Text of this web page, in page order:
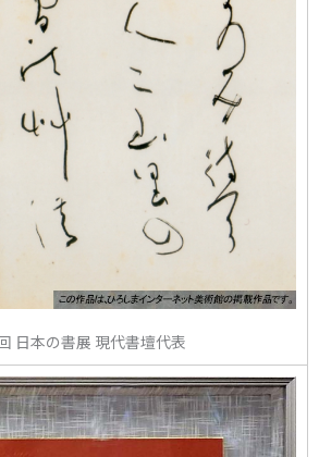
日本の書展 現代書壇代表